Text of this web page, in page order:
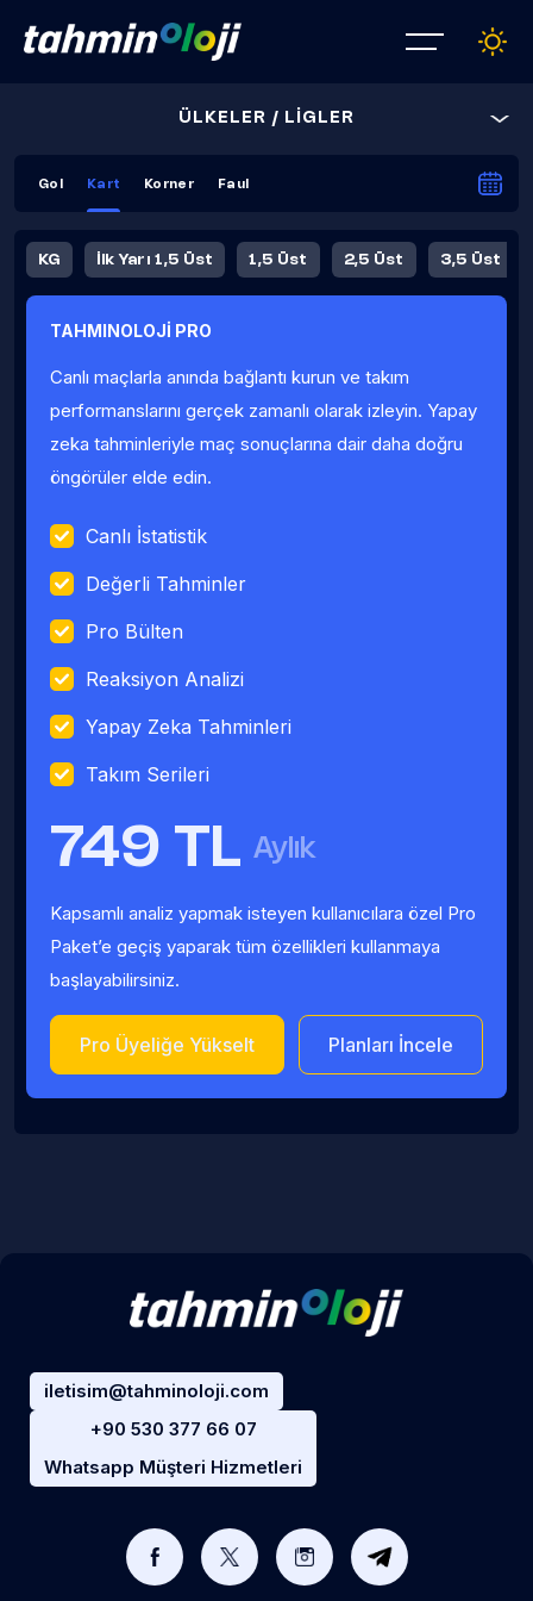
ÜLKELER / LİGLER
Gol Kart Korner Faul
KG İlk Yarı 1,5 Üst 1,5 Üst 2,5 Üst 3,5 Üst
Fauller Ortalama
TAHMINOLOJİ PRO
Canlı maçlarla anında bağlantı kurun ve takım
performanslarını gerçek zamanlı olarak izleyin. Yapay
zeka tahminleriyle maç sonuçlarına dair daha doğru
öngörüler elde edin.
Canlı İstatistik
Değerli Tahminler
Pro Bülten
Reaksiyon Analizi
Yapay Zeka Tahminleri
Takım Serileri
749 TL Aylık
Kapsamlı analiz yapmak isteyen kullanıcılara özel Pro
Paket’e geçiş yaparak tüm özellikleri kullanmaya
başlayabilirsiniz.
Pro Üyeliğe Yükselt Planları İncele
iletisim@tahminoloji.com
+90 530 377 66 07
Whatsapp Müşteri Hizmetleri